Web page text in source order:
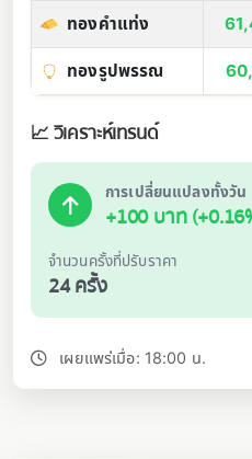
ทองคำแท่ง
ทองรูปพรรณ
📈 วิเคราะห์เทรนด์
การเปลี่ยนแปลงทั้งวัน
+100 บาท
จำนวนครั้งที่ปรับราคา
24 ครั้ง
เผยแพร่เมื่อ: 18:00 น.